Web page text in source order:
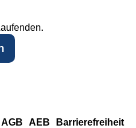
AGB AEB Barrierefreiheit